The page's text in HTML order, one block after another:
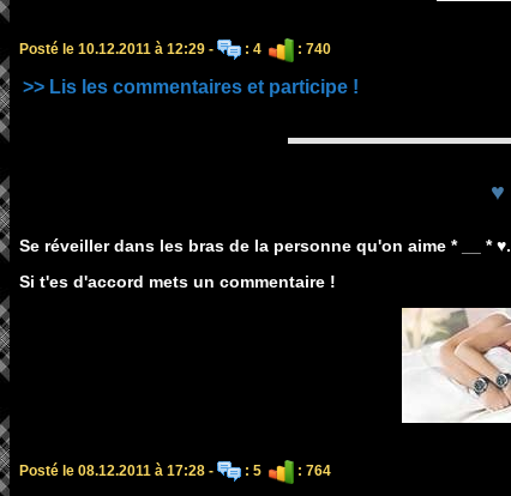
Posté le 10.12.2011 à 12:29 - : 4 : 740
>> Lis les commentaires et participe !
♥
Se réveiller dans les bras de la personne qu'on aime * __ * ♥.
Si t'es d'accord mets un commentaire !
Posté le 08.12.2011 à 17:28 - : 5 : 764